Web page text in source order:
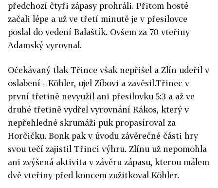
předchozí čtyři zápasy prohráli. Přitom hosté
začali lépe a už ve třetí minutě je v přesilovce
poslal do vedení Balaštík. Ovšem za 70 vteřiny
Adamský vyrovnal.
Očekávaný tlak Třince však nepřišel a Zlín udeřil v
oslabení - Köhler, ujel Zíbovi a zavěsil.Třinec v
první třetině nevyužil ani přesilovku 5:3 a až ve
druhé třetině vydřel vyrovnání Rákos, který v
nepřehledné skrumáži puk propasíroval za
Horčičku. Bonk pak v úvodu závěrečné části hry
svou tečí zajistil Třinci výhru. Zlínu už nepomohla
ani zvýšená aktivita v závěru zápasu, kterou málem
dvě vteřiny před koncem zužitkoval Köhler.